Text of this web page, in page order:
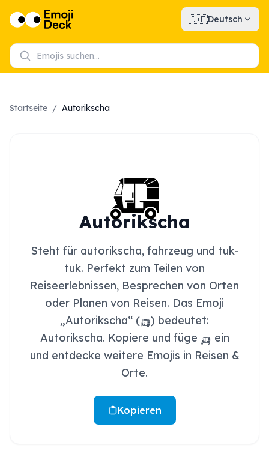
🇩🇪Deutsch
Startseite / Autorikscha
🛺
Autorikscha
Steht für autorikscha, fahrzeug und tuk-
tuk. Perfekt zum Teilen von
Reiseerlebnissen, Besprechen von Orten
oder Planen von Reisen. Das Emoji
„Autorikscha“ (🛺) bedeutet:
Autorikscha. Kopiere und füge 🛺 ein
und entdecke weitere Emojis in Reisen &
Orte.
Kopieren